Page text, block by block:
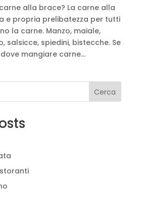
alla brace? La carne alla
e propria prelibatezza per tutti
la carne. Manzo, maiale,
salsicce, spiedini, bistecche. Se
mangiare carne...
Cerca